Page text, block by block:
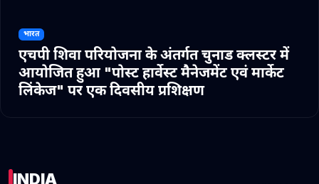
भारत
एचपी शिवा परियोजना के अंतर्गत चुनाड क्लस्टर में
आयोजित हुआ "पोस्ट हार्वेस्ट मैनेजमेंट एवं मार्केट
लिंकेज" पर एक दिवसीय प्रशिक्षण
INDIA